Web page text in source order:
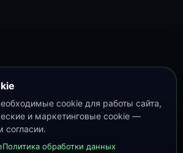
cookie для работы сайта,
и маркетинговые cookie —
согласии.
Политика обработки данных